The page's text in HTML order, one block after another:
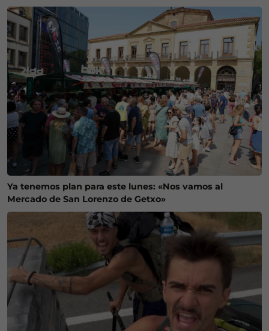
Ya tenemos plan para este lunes: «Nos vamos al
Mercado de San Lorenzo de Getxo»